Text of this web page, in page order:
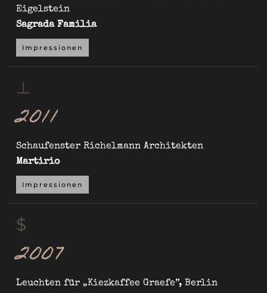
Eigelstein
Sagrada Familia
Impressionen
⊥
2011
Schaufenster Richelmann Architekten
Martirio
Impressionen
$
2007
Leuchten für „Kiezkaffee Graefe”, Berlin